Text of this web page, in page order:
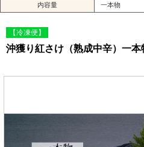
内容量 一本物
【冷凍便】
沖獲り紅さけ（熟成中辛）一